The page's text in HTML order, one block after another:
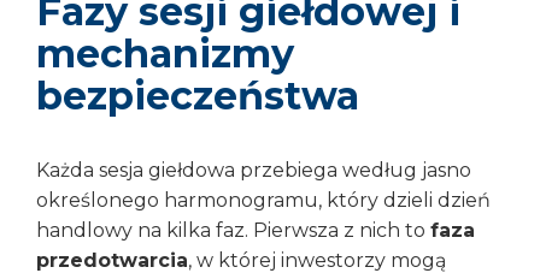
Fazy sesji giełdowej i
mechanizmy
bezpieczeństwa
Każda sesja giełdowa przebiega według jasno
określonego harmonogramu, który dzieli dzień
handlowy na kilka faz. Pierwsza z nich to faza
przedotwarcia, w której inwestorzy mogą